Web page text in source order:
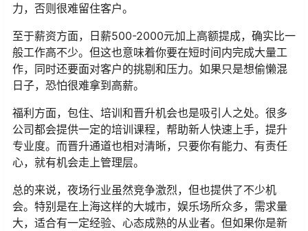
力，否则很难留住客户。
至于薪资方面，日薪500-2000元加上高额提成，确实比一
般工作高不少。但这也意味着你要在短时间内完成大量工
作，同时还要面对客户的挑剔和压力。如果只是想偷懒混
日子，恐怕很难拿到高薪。
福利方面，包住、培训和晋升机会也是吸引人之处。很多
公司都会提供一定的培训课程，帮助新人快速上手，提升
专业度。而晋升通道也相对清晰，只要你有能力、有责任
心，就有机会走上管理层。
总的来说，夜场行业虽然竞争激烈，但也提供了不少机
会。特别是在上海这样的大城市，娱乐场所众多，需求量
大，适合有一定经验、心态成熟的从业者。但如果你是新